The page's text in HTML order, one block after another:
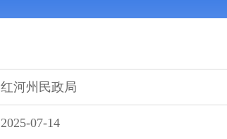
红河州民政局
2025-07-14